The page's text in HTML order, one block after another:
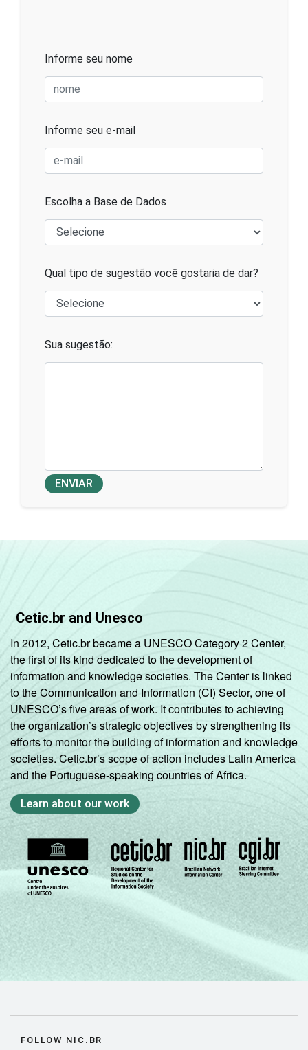
Informe seu nome
Informe seu e-mail
Escolha a Base de Dados
Qual tipo de sugestão você gostaria de dar?
Sua sugestão:
ENVIAR
Cetic.br and Unesco
In 2012, Cetic.br became a UNESCO Category 2 Center,
the first of its kind dedicated to the development of
information and knowledge societies. The Center is linked
to the Communication and Information (CI) Sector, one of
UNESCO’s five areas of work. It contributes to achieving
the organization’s strategic objectives by strengthening its
efforts to monitor the building of information and knowledge
societies. Cetic.br’s scope of action includes Latin America
and the Portuguese-speaking countries of Africa.
Learn about our work
FOLLOW NIC.BR